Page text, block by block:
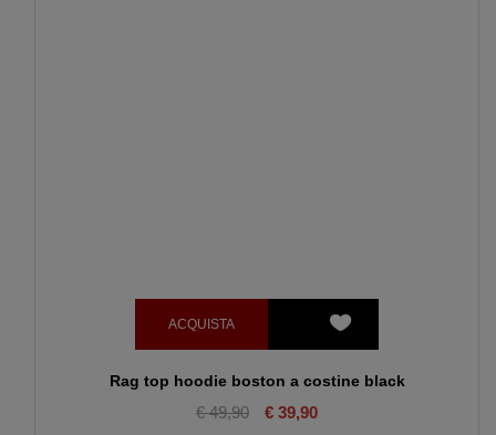
ACQUISTA
Rag top hoodie boston a costine black
€ 49,90 € 39,90